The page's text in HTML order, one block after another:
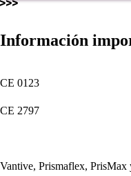
Información
CE 0123
CE 2797
Vantive, Prismaflex, PrisMax